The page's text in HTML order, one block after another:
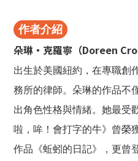
作者介紹
朵琳‧克羅寧（Doreen
出生於美國紐約，在專職創
務所的律師。朵琳的作品不
出角色性格與情緒。她最受
啦，哞！會打字的牛》曾榮
作品《蚯蚓的日記》，更曾